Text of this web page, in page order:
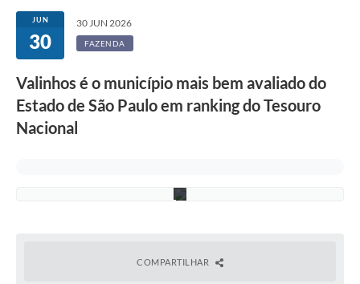
Secretarias
Atos Oficiais
Transparência
Programa Famílias Fortes
Contratação de estagiário - estudante de Direito -
JUN
30
30 JUN 2026
FAZENDA
Valinhos é o município mais bem avaliado do
Estado de São Paulo em ranking do Tesouro
Nacional
i
l
e
COMPARTILHAR